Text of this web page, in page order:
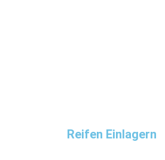
Reifen Einlagern